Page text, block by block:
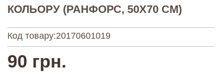
КОЛЬОРУ (РАНФОРС, 50Х70 СМ)
Код товару:20170601019
90 грн.